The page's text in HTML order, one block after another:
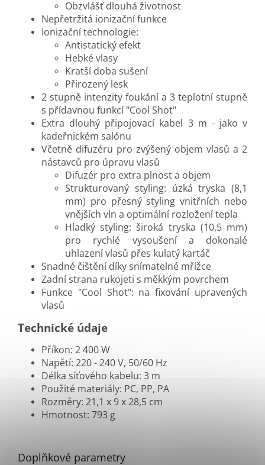
Obzvlášť dlouhá životnost
Nepřetržitá ionizační funkce
Ionizační technologie:
Antistatický efekt
Hebké vlasy
Kratší doba sušení
Přirozený lesk
2 stupně intenzity foukání a 3 teplotní stupně
s přídavnou funkcí "Cool Shot"
Extra dlouhý připojovací kabel 3 m - jako v
kadeřnickém salónu
Včetně difuzéru pro zvýšený objem vlasů a 2
nástavců pro úpravu vlasů
Difuzér pro extra plnost a objem
Strukturovaný styling: úzká tryska (8,1
mm) pro přesný styling vnitřních nebo
vnějších vln a optimální rozložení tepla
Hladký styling: široká tryska (10,5 mm)
pro rychlé vysoušení a dokonalé
uhlazení vlasů přes kulatý kartáč
Snadné čištění díky snímatelné mřížce
Zadní strana rukojeti s měkkým povrchem
Funkce "Cool Shot": na fixování upravených
vlasů
Technické údaje
Příkon: 2 400 W
Napětí: 220 - 240 V, 50/60 Hz
Délka síťového kabelu: 3 m
Použité materiály: PC, PP, PA
Rozměry: 21,1 x 9 x 28,5 cm
Hmotnost: 793 g
Doplňkové parametry